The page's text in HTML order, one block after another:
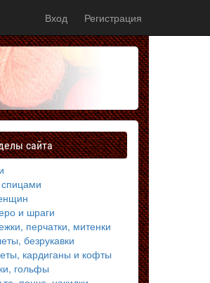
Вход Регистрация
сайта
и шраги
перчатки, митенки
безрукавки
кардиганы и кофты
гольфы